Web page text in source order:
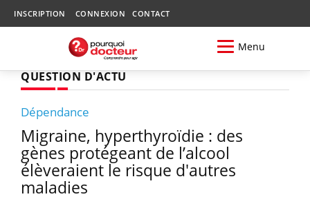
INSCRIPTION CONNEXION CONTACT
Menu
QUESTION D'ACTU
Dépendance
Migraine, hyperthyroïdie : des
gènes protégeant de l’alcool
élèveraient le risque d'autres
maladies